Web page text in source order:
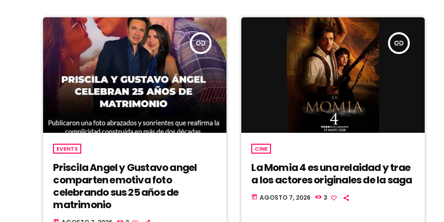
insert_link
EVENTS
Priscila Angel y Gustavo angel
comparten emotiva foto
celebrando sus 25 años de
matrimonio
insert_link
CINE
La Momia 4 es una relaidad y trae
a los actores originales de la saga
today AGOSTO 7, 2026 3